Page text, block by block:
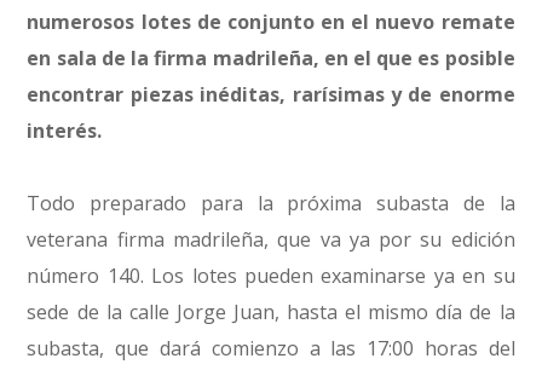
numerosos lotes de conjunto en el nuevo remate
en sala de la firma madrileña, en el que es posible
encontrar piezas inéditas, rarísimas y de enorme
interés.
Todo preparado para la próxima subasta de la
veterana firma madrileña, que va ya por su edición
número 140. Los lotes pueden examinarse ya en su
sede de la calle Jorge Juan, hasta el mismo día de la
subasta, que dará comienzo a las 17:00 horas del